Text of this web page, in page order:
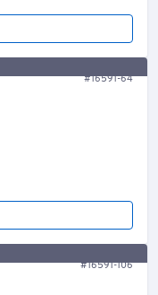
#16591-64
#16591-106